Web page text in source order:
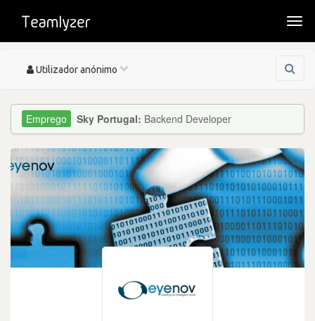
Toggle
Utilizador anónimo
Sky Portugal: Backend Developer